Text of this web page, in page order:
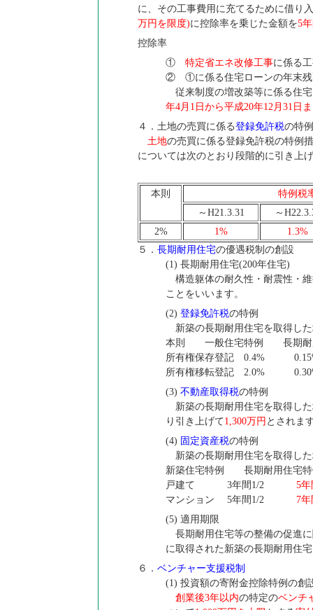
に、その工事費用に充てるために借り
万円を限度)に控除率を乗じた金額を5
控除率
① 特定省エネ改修工事に係る
② ①に係る住宅ローンの年末残
従来制度の増改築等に係る住
年4月1日から平成20年12月31日
４．土地の売買に係る登録免許税の特
土地の売買に係る登録免許税の特例
については次のとおり段階的に引き上
本則
特例税
～H21.3.31
～
2%
1%
1.3%
５． 長期耐用住宅の優遇税制の創設
(1) 長期耐用住宅(200年住宅)
構造躯体の耐久性・耐震性・
ことをいいます。
(2) 登録免許税の特例
新築の長期耐用住宅を取得し
本則 一般住宅特例 長期耐
所有権保存登記
所有権移転登記
(3) 不動産取得税の特例
新築の長期耐用住宅を取得し
り引き上げて1,300万円 とされま
(4) 固定資産税の特例
新築の長期耐用住宅を取得し
新築住宅特例 長期耐用住宅特
戸建て 3年間1/2
5年
マンション 5年間1/2 7
(5) 適用期限
長期耐用住宅等の整備の促進
に取得された新築の長期耐用住
６． ベンチャー支援税制
(1) 投資額の寄附金控除特例の創
創業後3年以内の特定のベンチ